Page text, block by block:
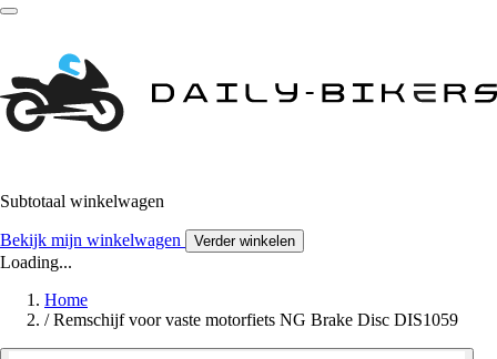
Subtotaal winkelwagen
Bekijk mijn winkelwagen Verder winkelen
Loading...
Home
/ Remschijf voor vaste motorfiets NG Brake Disc DIS1059